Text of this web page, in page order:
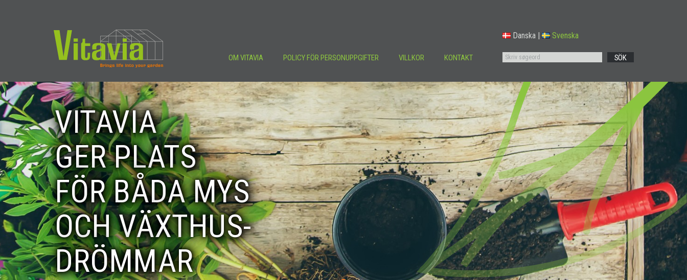
OM VITAVIA POLICY FÖR PERSONUPPGIFTER VILLKOR KONTAKT
Danska | Svenska
SÖK
VITAVIA
GER PLATS
FÖR BÅDA MYS
OCH VÄXTHUS-
DRÖMMAR